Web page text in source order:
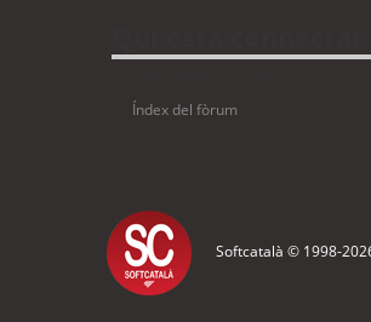
Índex del fòrum
Softcatalà © 1998-